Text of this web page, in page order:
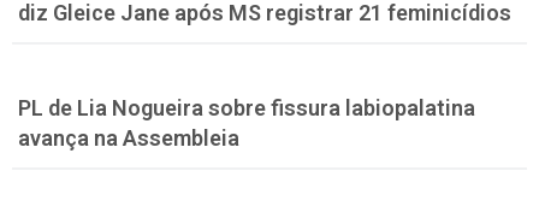
diz Gleice Jane após MS registrar 21 feminicídios
PL de Lia Nogueira sobre fissura labiopalatina
avança na Assembleia